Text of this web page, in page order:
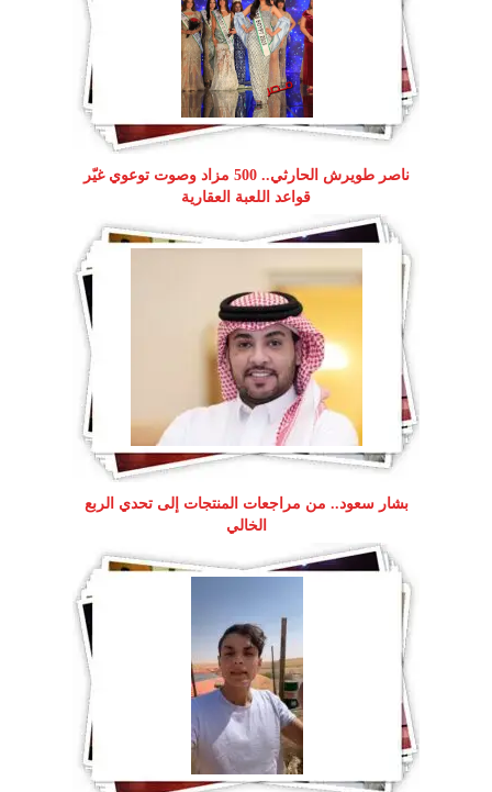
ناصر طويرش الحارثي.. 500 مزاد وصوت توعوي غيّر
قواعد اللعبة العقارية
بشار سعود.. من مراجعات المنتجات إلى تحدي الربع
الخالي